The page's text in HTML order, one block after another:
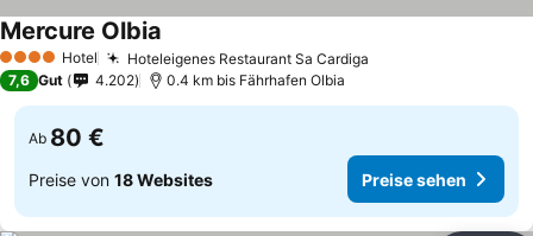
4 Sterne Hotel Hoteleigenes Restaurant Sa Cardiga
Mercure Olbia
7,6 Gut 4.202 0.4 km bis Fährhafen Olbia
Ab 80 €
Preise von 18 Websites Preise sehen